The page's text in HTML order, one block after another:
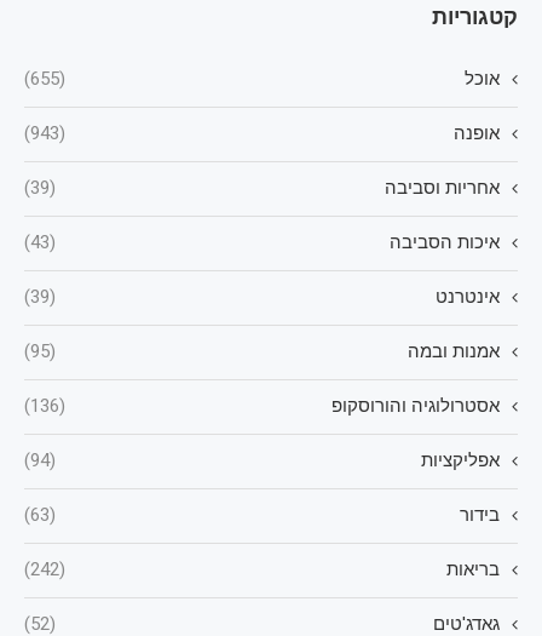
קטגוריות
אוכל (655)
אופנה (943)
אחריות וסביבה (39)
איכות הסביבה (43)
אינטרנט (39)
אמנות ובמה (95)
אסטרולוגיה והורוסקופ (136)
אפליקציות (94)
בידור (63)
בריאות (242)
גאדג'טים (52)